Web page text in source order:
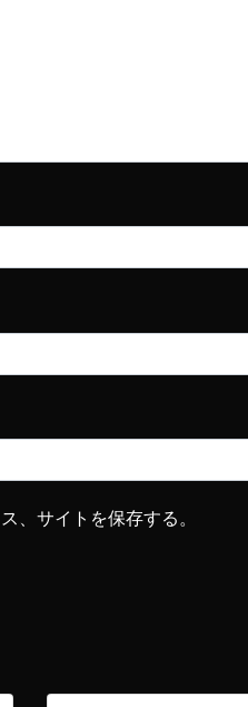
、サイトを保存する。